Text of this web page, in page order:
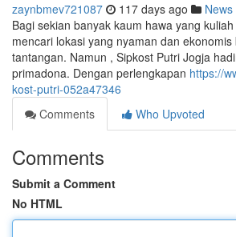
zaynbmev721087 117 days ago News
Bagi sekian banyak kaum hawa yang
mencari lokasi yang nyaman dan
tantangan. Namun , Sipkost Putri Jogja
primadona. Dengan perlengkapan https://
kost-putri-052a47346
Comments
Who Upvoted
Comments
Submit a Comment
No HTML